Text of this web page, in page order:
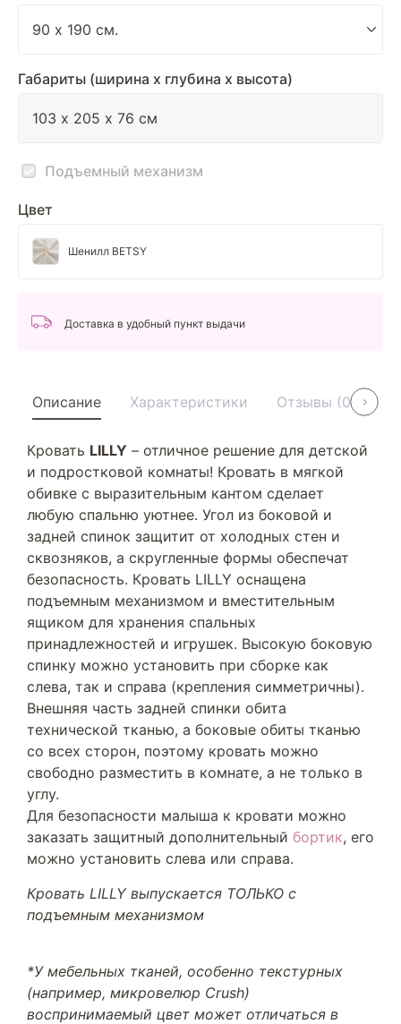
Габариты (ширина х глубина х высота)
Подъемный механизм
Цвет
Шенилл BETSY
Доставка в удобный пункт выдачи
Описание Характеристики Отзывы (0)
Кровать LILLY – отличное решение для детской
и подростковой комнаты! Кровать в мягкой
обивке с выразительным кантом сделает
любую спальню уютнее. Угол из боковой и
задней спинок защитит от холодных стен и
сквозняков, а скругленные формы обеспечат
безопасность. Кровать LILLY оснащена
подъемным механизмом и вместительным
ящиком для хранения спальных
принадлежностей и игрушек. Высокую боковую
спинку можно установить при сборке как
слева, так и справа (крепления симметричны).
Внешняя часть задней спинки обита
технической тканью, а боковые обиты тканью
со всех сторон, поэтому кровать можно
свободно разместить в комнате, а не только в
углу.
Для безопасности малыша к кровати можно
заказать защитный дополнительный бортик, его
можно установить слева или справа.
Кровать LILLY выпускается ТОЛЬКО с
подъемным механизмом
*У мебельных тканей, особенно текстурных
(например, микровелюр Crush)
воспринимаемый цвет может отличаться в